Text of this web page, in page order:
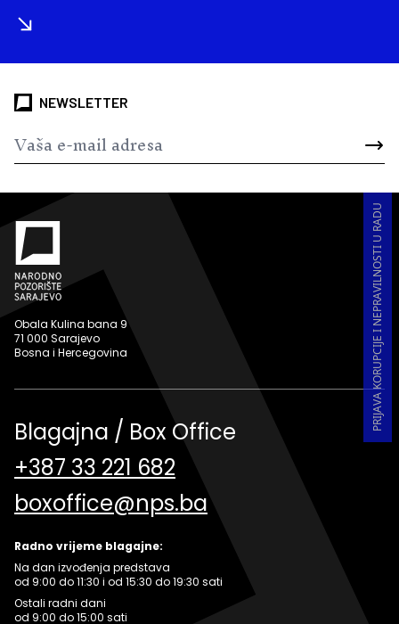
NEWSLETTER
PRIJAVA KORUPCIJE I NEPRAVILNOSTI U RADU
Obala Kulina bana 9
71 000 Sarajevo
Bosna i Hercegovina
Blagajna / Box Office
+387 33 221 682
boxoffice@nps.ba
Radno vrijeme blagajne:
Na dan izvođenja predstava
od 9:00 do 11:30 i od 15:30 do 19:30 sati
Ostali radni dani
od 9:00 do 15:00 sati